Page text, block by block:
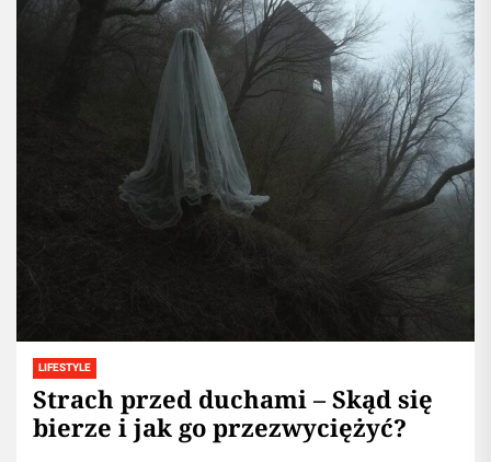
LIFESTYLE
Strach przed duchami – Skąd się
bierze i jak go przezwyciężyć?